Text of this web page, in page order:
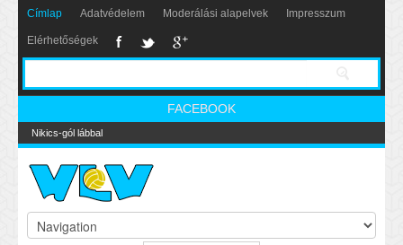
Címlap Adatvédelem Moderálási alapelvek Impresszum
Elérhetőségek
FACEBOOK
Nikics-gól lábbal